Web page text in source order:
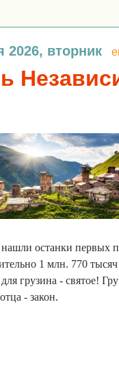
2026, вторник
останки первых
1 млн. 770
грузина - святое!
- закон.